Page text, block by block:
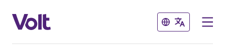
Slút
Slút